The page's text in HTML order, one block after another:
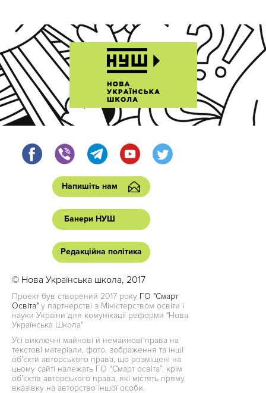
Напишіть нам
Банери НУШ
Редакційна політика
© Нова Українська школа, 2017
Проект був створений 2017 року ГО "Смарт
Освіта" у партнерстві з Міністерством освіти і
науки України для комунікації реформи "Нова
Українська Школа"
Усі виключні майнові й немайнові права на
текстові матеріали, фото, зображення та інші
об’єкти авторського права, що розміщені на
цьому сайті належать ГО “Смарт освіта”, крім
об’єктів авторського права, які містять пряму
вказівку на авторство іншої особи.